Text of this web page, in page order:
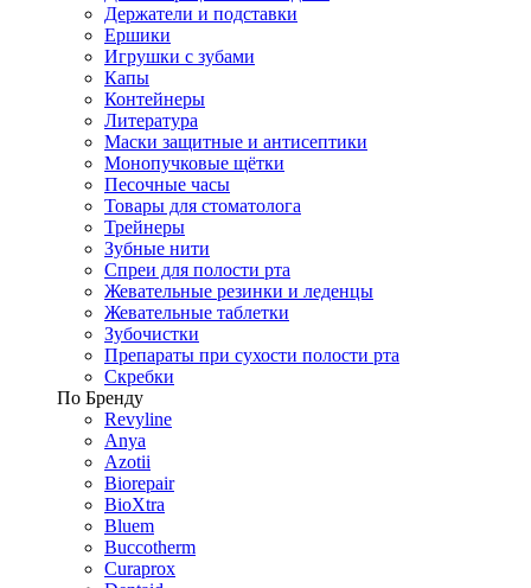
Держатели и подставки
Ершики
Игрушки с зубами
Капы
Контейнеры
Литература
Маски защитные и антисептики
Монопучковые щётки
Песочные часы
Товары для стоматолога
Трейнеры
Зубные нити
Спреи для полости рта
Жевательные резинки и леденцы
Жевательные таблетки
Зубочистки
Препараты при сухости полости рта
Скребки
По Бренду
Revyline
Anya
Azotii
Biorepair
BioXtra
Bluem
Buccotherm
Curaprox